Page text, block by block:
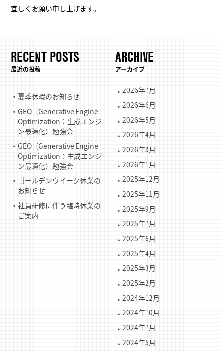
宜しくお願い申し上げます。
RECENT POSTS
最近の投稿
夏季休暇のお知らせ
GEO（Generative Engine
Optimization：生成エンジ
ン最適化）勉強会
GEO（Generative Engine
Optimization：生成エンジ
ン最適化）勉強会
ゴールデンウイーク休業の
お知らせ
社員研修に伴う臨時休業の
ご案内
ARCHIVE
アーカイブ
2026年7月
2026年6月
2026年5月
2026年4月
2026年3月
2026年1月
2025年12月
2025年11月
2025年9月
2025年7月
2025年6月
2025年4月
2025年3月
2025年2月
2024年12月
2024年10月
2024年7月
2024年5月